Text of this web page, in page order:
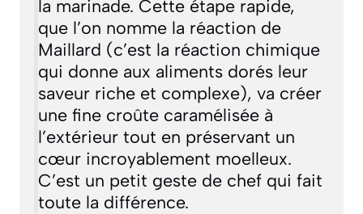
la marinade. Cette étape rapide,
que l’on nomme la réaction de
Maillard (c’est la réaction chimique
qui donne aux aliments dorés leur
saveur riche et complexe), va créer
une fine croûte caramélisée à
l’extérieur tout en préservant un
cœur incroyablement moelleux.
C’est un petit geste de chef qui fait
toute la différence.